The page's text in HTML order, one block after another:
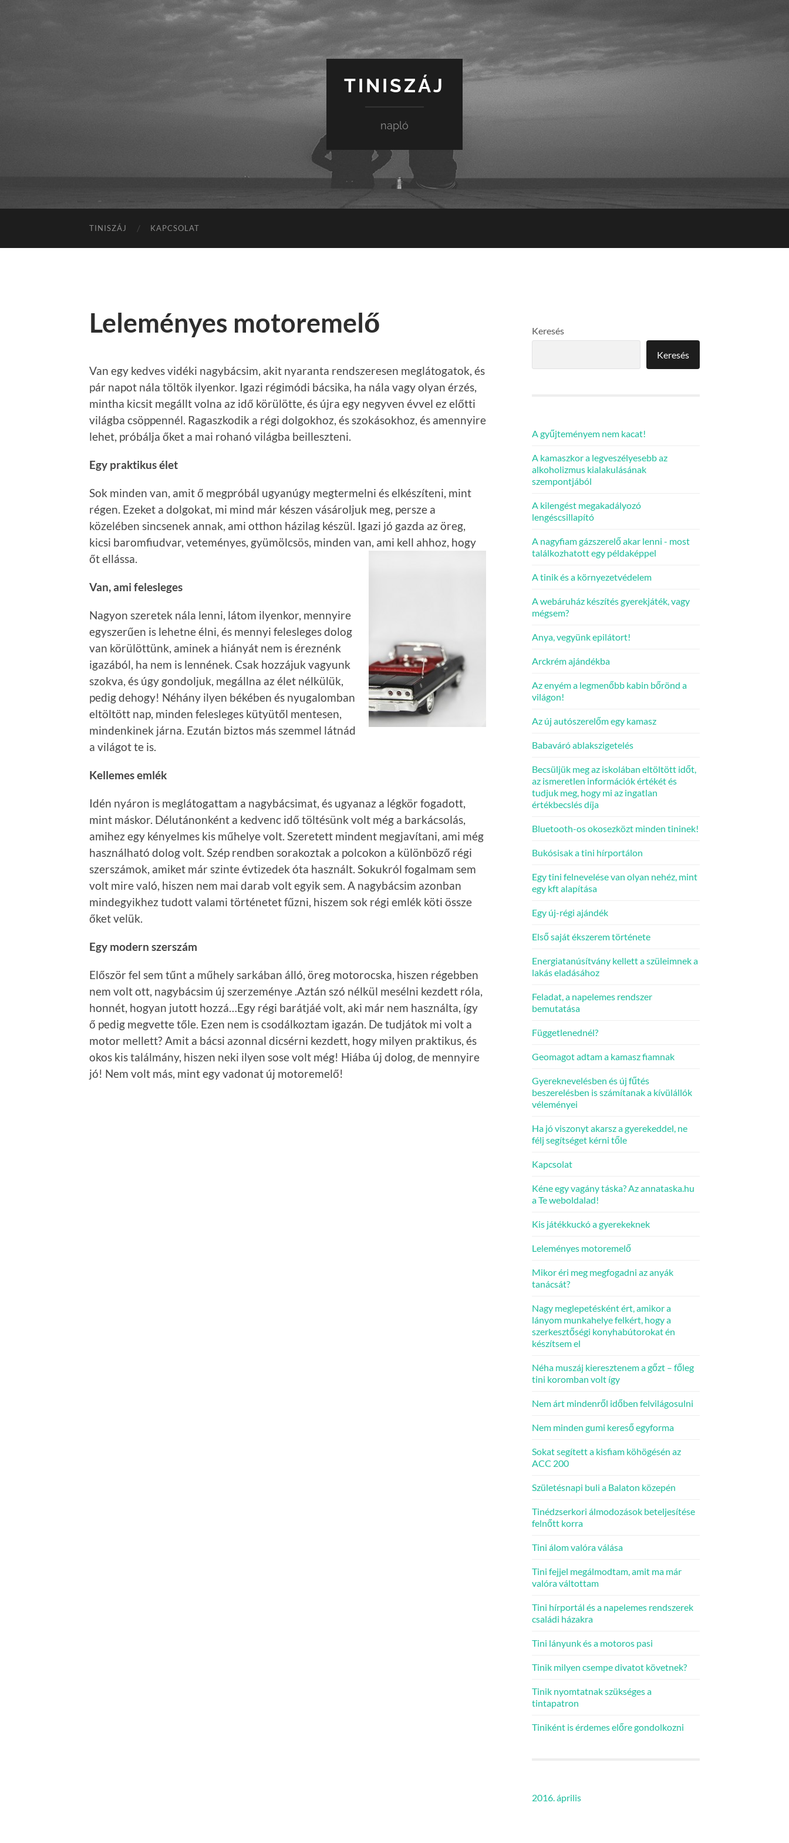
TINISZÁJ
napló
TINISZÁJ KAPCSOLAT
Leleményes motoremelő
Van egy kedves vidéki nagybácsim, akit nyaranta rendszeresen meglátogatok, és
pár napot nála töltök ilyenkor. Igazi régimódi bácsika, ha nála vagy olyan érzés,
mintha kicsit megállt volna az idő körülötte, és újra egy negyven évvel ez előtti
világba csöppennél. Ragaszkodik a régi dolgokhoz, és szokásokhoz, és amennyire
lehet, próbálja őket a mai rohanó világba beilleszteni.
Egy praktikus élet
Sok minden van, amit ő megpróbál ugyanúgy megtermelni és elkészíteni, mint
régen. Ezeket a dolgokat, mi mind már készen vásároljuk meg, persze a
közelében sincsenek annak, ami otthon házilag készül. Igazi jó gazda az öreg,
kicsi baromfiudvar, veteményes, gyümölcsös, minden van, ami kell ahhoz, hogy
őt ellássa.
Van, ami felesleges
Nagyon szeretek nála lenni, látom ilyenkor, mennyire
egyszerűen is lehetne élni, és mennyi felesleges dolog
van körülöttünk, aminek a hiányát nem is éreznénk
igazából, ha nem is lennének. Csak hozzájuk vagyunk
szokva, és úgy gondoljuk, megállna az élet nélkülük,
pedig dehogy! Néhány ilyen békében és nyugalomban
eltöltött nap, minden felesleges kütyütől mentesen,
mindenkinek járna. Ezután biztos más szemmel látnád
a világot te is.
Kellemes emlék
Idén nyáron is meglátogattam a nagybácsimat, és ugyanaz a légkör fogadott,
mint máskor. Délutánonként a kedvenc idő töltésünk volt még a barkácsolás,
amihez egy kényelmes kis műhelye volt. Szeretett mindent megjavítani, ami még
használható dolog volt. Szép rendben sorakoztak a polcokon a különböző régi
szerszámok, amiket már szinte évtizedek óta használt. Sokukról fogalmam sem
volt mire való, hiszen nem mai darab volt egyik sem. A nagybácsim azonban
mindegyikhez tudott valami történetet fűzni, hiszem sok régi emlék köti össze
őket velük.
Egy modern szerszám
Először fel sem tűnt a műhely sarkában álló, öreg motorocska, hiszen régebben
nem volt ott, nagybácsim új szerzeménye .Aztán szó nélkül mesélni kezdett róla,
honnét, hogyan jutott hozzá…Egy régi barátjáé volt, aki már nem használta, így
ő pedig megvette tőle. Ezen nem is csodálkoztam igazán. De tudjátok mi volt a
motor mellett? Amit a bácsi azonnal dicsérni kezdett, hogy milyen praktikus, és
okos kis találmány, hiszen neki ilyen sose volt még! Hiába új dolog, de mennyire
jó! Nem volt más, mint egy vadonat új motoremelő!
Keresés
Keresés
A gyűjteményem nem kacat!
A kamaszkor a legveszélyesebb az
alkoholizmus kialakulásának
szempontjából
A kilengést megakadályozó
lengéscsillapító
A nagyfiam gázszerelő akar lenni - most
találkozhatott egy példaképpel
A tinik és a környezetvédelem
A webáruház készítés gyerekjáték, vagy
mégsem?
Anya, vegyünk epilátort!
Arckrém ajándékba
Az enyém a legmenőbb kabin bőrönd a
világon!
Az új autószerelőm egy kamasz
Babaváró ablakszigetelés
Becsüljük meg az iskolában eltöltött időt,
az ismeretlen információk értékét és
tudjuk meg, hogy mi az ingatlan
értékbecslés díja
Bluetooth-os okosezközt minden tininek!
Bukósisak a tini hírportálon
Egy tini felnevelése van olyan nehéz, mint
egy kft alapítása
Egy új-régi ajándék
Első saját ékszerem története
Energiatanúsítvány kellett a szüleimnek a
lakás eladásához
Feladat, a napelemes rendszer
bemutatása
Függetlenednél?
Geomagot adtam a kamasz fiamnak
Gyereknevelésben és új fűtés
beszerelésben is számítanak a kívülállók
véleményei
Ha jó viszonyt akarsz a gyerekeddel, ne
félj segítséget kérni tőle
Kapcsolat
Kéne egy vagány táska? Az annataska.hu
a Te weboldalad!
Kis játékkuckó a gyerekeknek
Leleményes motoremelő
Mikor éri meg megfogadni az anyák
tanácsát?
Nagy meglepetésként ért, amikor a
lányom munkahelye felkért, hogy a
szerkesztőségi konyhabútorokat én
készítsem el
Néha muszáj kieresztenem a gőzt – főleg
tini koromban volt így
Nem árt mindenről időben felvilágosulni
Nem minden gumi kereső egyforma
Sokat segített a kisfiam köhögésén az
ACC 200
Születésnapi buli a Balaton közepén
Tinédzserkori álmodozások beteljesítése
felnőtt korra
Tini álom valóra válása
Tini fejjel megálmodtam, amit ma már
valóra váltottam
Tini hírportál és a napelemes rendszerek
családi házakra
Tini lányunk és a motoros pasi
Tinik milyen csempe divatot követnek?
Tinik nyomtatnak szükséges a
tintapatron
Tiniként is érdemes előre gondolkozni
2016. április